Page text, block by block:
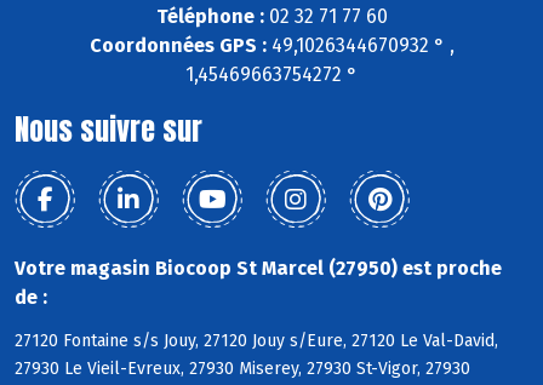
Téléphone :02 32 71 77 60
Coordonnées GPS :49,1026344670932 ° ,
1,45469663754272 °
Nous suivre sur
Votre magasin Biocoop St Marcel (27950) est proche
de :
27120 Fontaine s/s Jouy, 27120 Jouy s/Eure, 27120 Le Val-David,
27930 Le Vieil-Evreux, 27930 Miserey, 27930 St-Vigor, 27930